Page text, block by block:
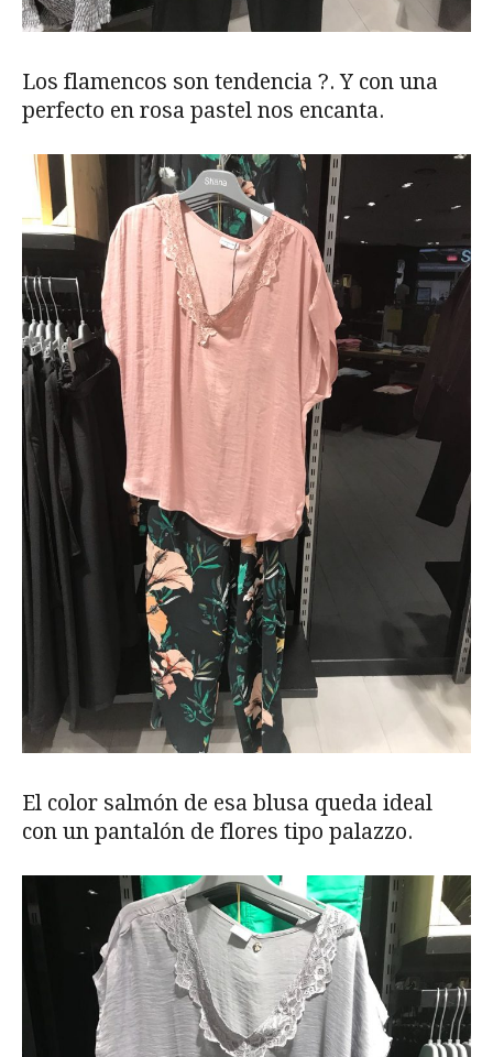
Los flamencos son tendencia ?. Y con una
perfecto en rosa pastel nos encanta.
El color salmón de esa blusa queda ideal
con un pantalón de flores tipo palazzo.